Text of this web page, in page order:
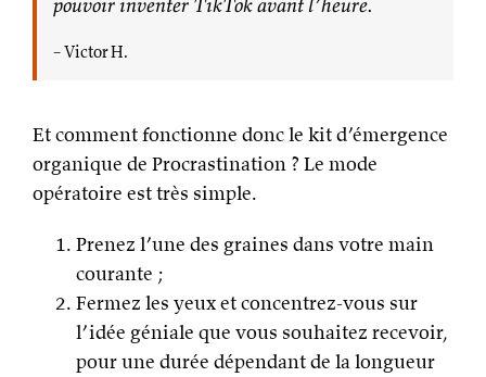
– Victor H.
Et comment fonctionne donc le kit d’émergence
organique de Procrastination ? Le mode
opératoire est très simple.
Prenez l’une des graines dans votre main
courante ;
Fermez les yeux et concentrez-vous sur
l’idée géniale que vous souhaitez recevoir,
pour une durée dépendant de la longueur